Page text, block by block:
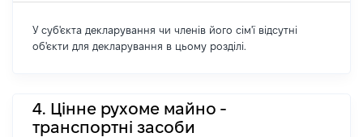
У суб'єкта декларування чи членів його сім'ї відсутні
об'єкти для декларування в цьому розділі.
4. Цінне рухоме майно -
транспортні засоби